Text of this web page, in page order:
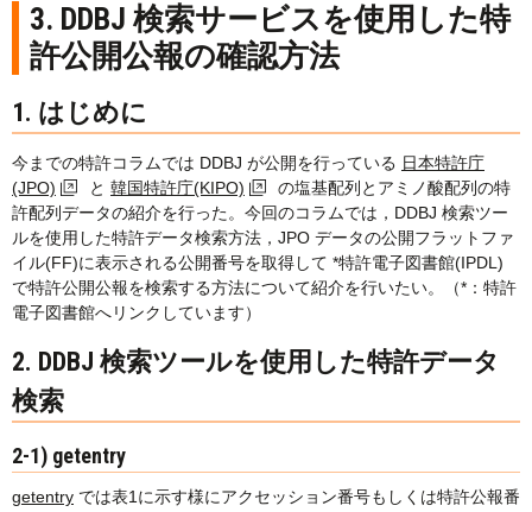
3. DDBJ 検索サービスを使用した特
許公開公報の確認方法
1. はじめに
今までの特許コラムでは DDBJ が公開を行っている 日本特許庁
(JPO)
と 韓国特許庁(KIPO)
の塩基配列とアミノ酸配列の特
許配列データの紹介を行った。今回のコラムでは，DDBJ 検索ツー
ルを使用した特許データ検索方法，JPO データの公開フラットファ
イル(FF)に表示される公開番号を取得して *特許電子図書館(IPDL)
で特許公開公報を検索する方法について紹介を行いたい。（*：特許
電子図書館へリンクしています）
2. DDBJ 検索ツールを使用した特許データ
検索
2-1) getentry
getentry では表1に示す様にアクセッション番号もしくは特許公報番